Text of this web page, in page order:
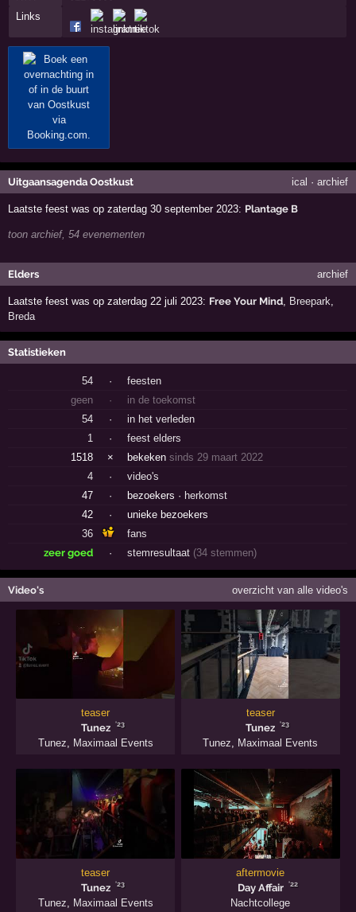
Links
Uitgaansagenda Oostkust ical · archief
Laatste feest was op zaterdag 30 september 2023: Plantage B
toon archief, 54 evenementen
Elders archief
Laatste feest was op zaterdag 22 juli 2023: Free Your Mind, Breepark,
Breda
Statistieken
54 ·
feesten
geen
·
in de toekomst
54
·
in het verleden
1
·
feest elders
1518
× bekekensinds 29 maart 2022
4
·
video's
47
· bezoekers · herkomst
42
·
unieke bezoekers
36
fans
zeer goed
· stemresultaat (34 stemmen)
Video's overzicht van alle video's
teaser
Tunez
'23
Tunez, Maximaal Events
teaser
Tunez
'23
Tunez, Maximaal Events
teaser
Tunez
'23
Tunez Maximaal Events
aftermovie
Day Affair
'22
Nachtcollege